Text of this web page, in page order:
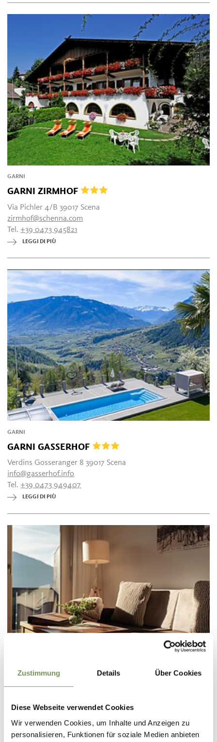
Zustimmung Details Über Cookies
Diese Webseite verwendet Cookies
Wir verwenden Cookies, um Inhalte und Anzeigen zu
personalisieren, Funktionen für soziale Medien anbieten
GARNI
GARNI ZIRMHOF
Via Pichler 4/B 39017 Scena
zirmhof@schenna.com
Tel.+39 0473 945821
LEGGI DI PIÙ
GARNI
GARNI GASSERHOF
Verdins Gosseranger 8 39017 Scena
info@gasserhof.info
Tel.+39 0473 949407
LEGGI DI PIÙ
RESIDENCE
APPARTEMENT MARIA
Via Scena 29 39017 Scena
maria@schenna.com